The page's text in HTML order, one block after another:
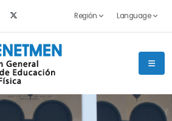
Región Language